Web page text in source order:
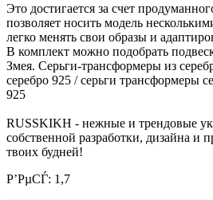
Это достигается за счет
позволяет носить модель
легко менять свои образы и
В комплект можно подобрать
Змея. Серьги-трансформеры из
серебро 925 / серьги трансформеры
925
RUSSKIKH - нежные и трендовые
собственной разработки, дизайна и
твоих будней!
Р’РµСЃ: 1,7